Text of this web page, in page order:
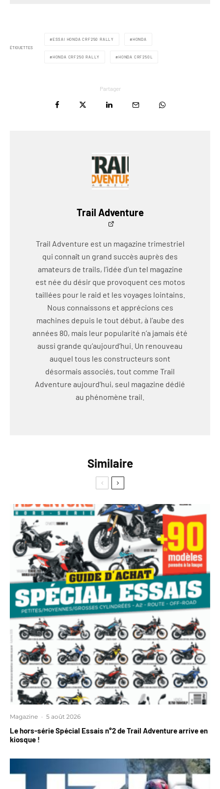
ÉTIQUETTES
ESSAI HONDA CRF250 RALLY HONDA
HONDA CRF250 RALLY HONDA CRF250L
Partager
Trail Adventure
Trail Adventure est un magazine trimestriel
qui connaît un grand succès auprès des
amateurs de trails, l’idée d’un tel magazine
est née du désir que provoquent ces motos
taillées pour le raid et les voyages lointains.
Nous connaissons et apprécions ces
machines depuis le tout début, à l’aube des
années 80, mais leur popularité n’a jamais été
aussi grande qu’aujourd’hui. Un renouveau
auquel tous les constructeurs sont
désormais associés, tout comme Trail
Adventure aujourd’hui, seul magazine dédié
au phénomène trail.
Similaire
Magazine · 5 août 2026
Le hors-série Spécial Essais n°2 de Trail Adventure arrive en
kiosque !